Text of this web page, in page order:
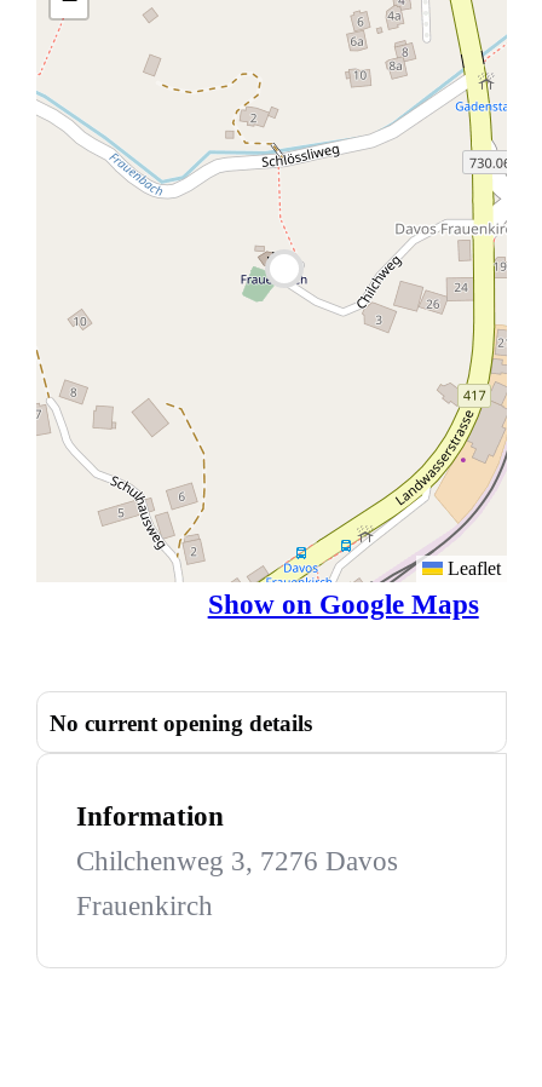
Leaflet
Show on Google Maps
No current opening details
Information
Chilchenweg 3, 7276 Davos
Frauenkirch